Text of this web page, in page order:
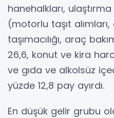
hanehalkları,
(motorlu taşıt
taşımacılığı, araç
26,6, konut ve kira
ve gıda ve alkolsüz
yüzde 12,8 pay ayırdı.
En düşük gelir grubu